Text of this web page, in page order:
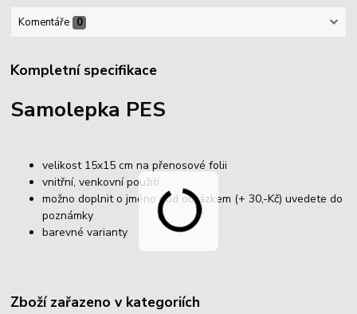
Komentáře 0
Kompletní specifikace
Samolepka PES
velikost 15x15 cm na přenosové folii
vnitřní, venkovní použití
možno doplnit o jméno pod obrázkem (+ 30,-Kč) uvedete do
poznámky
barevné varianty
Zboží zařazeno v kategoriích